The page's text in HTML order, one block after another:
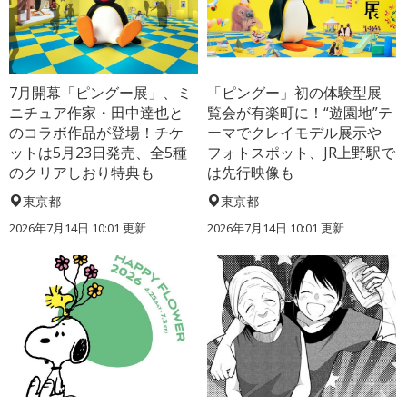
7月開幕「ピングー展」、ミ
ニチュア作家・田中達也と
のコラボ作品が登場！チケ
ットは5月23日発売、全5種
のクリアしおり特典も
東京都
2026年7月14日 10:01 更新
「ピングー」初の体験型展
覧会が有楽町に！“遊園地”テ
ーマでクレイモデル展示や
フォトスポット、JR上野駅で
は先行映像も
東京都
2026年7月14日 10:01 更新